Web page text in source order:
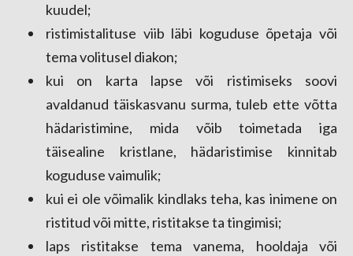
kuudel;
ristimistalituse viib läbi koguduse õpetaja või
tema volitusel diakon;
kui on karta lapse või ristimiseks soovi
avaldanud täiskasvanu surma, tuleb ette võtta
hädaristimine, mida võib toimetada iga
täisealine kristlane, hädaristimise kinnitab
koguduse vaimulik;
kui ei ole võimalik kindlaks teha, kas inimene on
ristitud või mitte, ristitakse ta tingimisi;
laps ristitakse temavanema, hooldaja või